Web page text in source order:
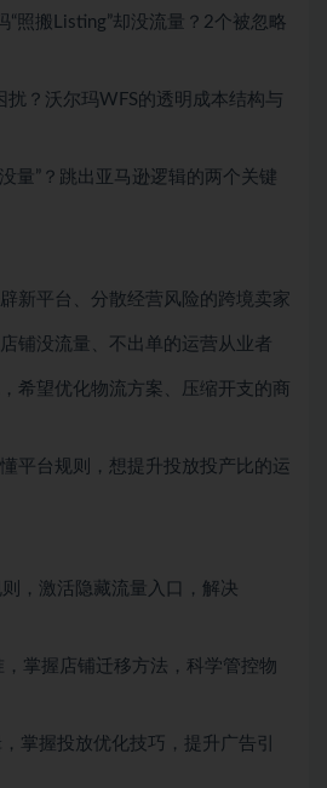
“照搬Listing”却没流量？2个被忽略
扰？沃尔玛WFS的透明成本结构与
量”？跳出亚马逊逻辑的两个关键
新平台、分散经营风险的跨境卖家
铺没流量、不出单的运营从业者
希望优化物流方案、压缩开支的商
平台规则，想提升投放投产比的运
，激活隐藏流量入口，解决
掌握店铺迁移方法，科学管控物
掌握投放优化技巧，提升广告引